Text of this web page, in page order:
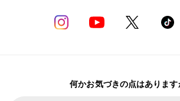
何かお気づきの点はあります